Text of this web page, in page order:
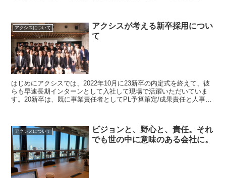
アクシスについて
アクシスが考える新卒採用につい
て
はじめにアクシスでは、2022年10月に23新卒の内定式を終えて、彼
らも早速長期インターンとして入社して現場で活躍いただいていま
す。20新卒は、既に事業責任者としてPL予算策定/成果責任と人事権
アクシスについて
ビジョンと、野心と、責任。それ
でも世の中に意味のある会社に。